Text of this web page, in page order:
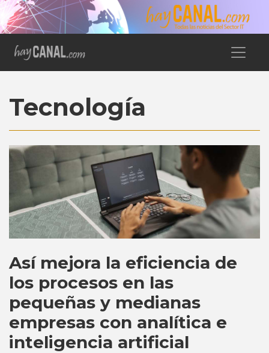
Tecnología
Así mejora la eficiencia de
los procesos en las
pequeñas y medianas
empresas con analítica e
inteligencia artificial